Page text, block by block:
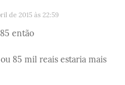
de 2015 às 22:59
então
85 mil reais estaria mais